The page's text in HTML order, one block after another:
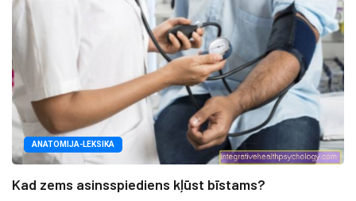
ANATOMIJA-LEKSIKA
Kad zems asinsspiediens kļūst bīstams?